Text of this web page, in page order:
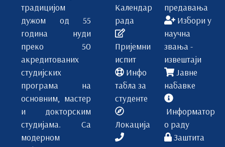
традицијом
дужом од 55
година нуди
преко 50
акредитованих
студијских
програма на
основним, мастер
и докторским
студијама. Са
модерном
Календар
рада
Пријемни
испит
Инфо
табла за
студенте
Локација
предавања
Избори у
научна
звања -
извештаји
Јавне
набавке
Информатор
о раду
Заштита